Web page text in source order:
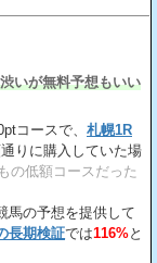
いが無料予想もいい
コースで、 札幌1R
りに購入していた場
の低額コースだった
馬の予想を提供して
長期検証では116%と